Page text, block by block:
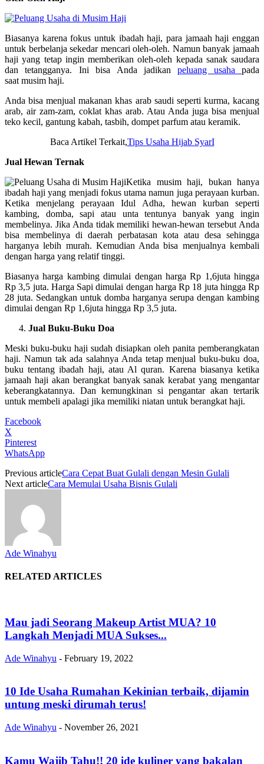
Biasanya karena fokus untuk ibadah haji, para jamaah haji enggan
untuk berbelanja sekedar mencari oleh-oleh. Namun banyak jamaah
haji yang tetap ingin memberikan oleh-oleh kepada sanak saudara
dan tetangganya. Ini bisa Anda jadikanpeluang usaha pada
saat musim haji.
Anda bisa menjual makanan khas arab saudi seperti kurma, kacang
arab, air zam-zam, coklat khas arab. Atau Anda juga bisa menjual
teko kecil, gantung kabah, tasbih, dompet parfum atau keramik.
Baca Artikel Terkait,Tips Usaha Hijab SyarI
Jual Hewan Ternak
Ketika musim haji, bukan hanya
ibadah haji yang menjadi fokus utama namun juga perayaan kurban.
Ketika menjelang perayaan Idul Adha, hewan kurban seperti
kambing, domba, sapi atau unta tentunya banyak yang ingin
membelinya. Jika Anda tidak memiliki hewan-hewan tersebut Anda
bisa membelinya di daerah perbatasan kota atau desa sehingga
harganya lebih murah. Kemudian Anda bisa menjualnya kembali
dengan harga yang relatif tinggi.
Biasanya harga kambing dimulai dengan harga Rp 1,6juta hingga
Rp 3,5 juta. Harga Sapi dimulai dengan harga Rp 18 juta hingga Rp
28 juta. Sedangkan untuk domba harganya serupa dengan kambing
dimulai dengan Rp 1,6juta hingga Rp 3,5 juta.
Jual Buku-Buku Doa
Meski buku-buku haji sudah disiapkan oleh panita pemberangkatan
haji. Namun tak ada salahnya Anda tetap menjual buku-buku doa,
buku tentang ibadah haji, atau Al quran. Karena biasanya ketika
jamaah haji akan berangkat banyak sanak kerabat yang mengantar
keberangkatannya. Dan kemungkinan si pengantar akan tertarik
untuk membeli apalagi jika memiliki niatan untuk berangkat haji.
Facebook
X
Pinterest
WhatsApp
Previous articleCara Cepat Buat Gulali dengan Mesin Gulali
Next articleCara Memulai Usaha Bisnis Gulali
Ade Winahyu
RELATED ARTICLES
Mau jadi Seorang Makeup Artist MUA? 10
Langkah Menjadi MUA Sukses...
Ade Winahyu - February 19, 2022
10 Ide Usaha Rumahan Kekinian terbaik, dijamin
untung meski dirumah terus!
Ade Winahyu - November 26, 2021
Kamu Wajib Tahu!! 20 ide kuliner yang bakalan